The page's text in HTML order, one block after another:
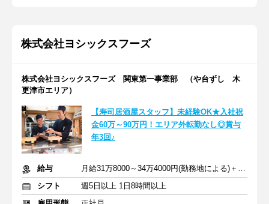
株式会社ヨシックスフーズ
株式会社ヨシックスフーズ 関東第一事業部 （や台ずし 木
更津市エリア）
【寿司居酒屋スタッフ】未経験OK★入社祝
金60万～90万円！エリア外転勤なし◎賞与
年3回♪
給与
月給31万8000～34万4000円(勤務地による)＋交通費＋賞与年3回
シフト
週5日以上 1日8時間以上